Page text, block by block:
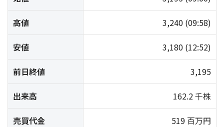
高値 3,240 (09:58)
安値 3,180 (12:52)
前日終値 3,195
出来高 162.2 千株
売買代金 519 百万円